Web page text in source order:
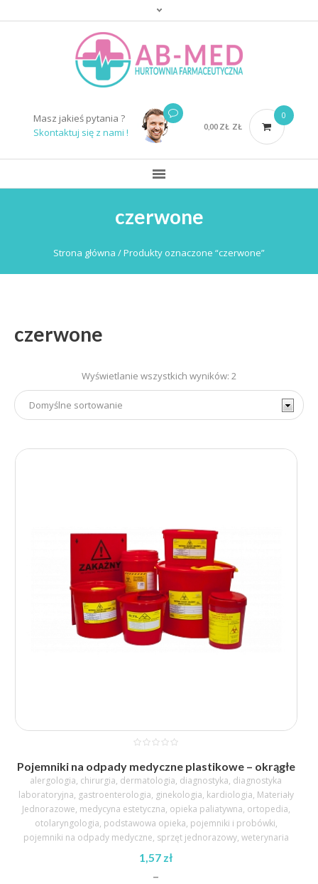
Masz jakieś pytania ?
Skontaktuj się z nami !
0,00 ZŁ ZŁ
0
czerwone
Strona główna / Produkty oznaczone “czerwone”
czerwone
Wyświetlanie wszystkich wyników: 2
Pojemniki na odpady medyczne plastikowe – okrągłe
alergologia, chirurgia, dermatologia, diagnostyka, diagnostyka
laboratoryjna, gastroenterologia, ginekologia, kardiologia, Materiały
Jednorazowe, medycyna estetyczna, opieka paliatywna, ortopedia,
otolaryngologia, podstawowa opieka, pojemniki i probówki,
pojemniki na odpady medyczne, sprzęt jednorazowy, weterynaria
1,57 zł
–